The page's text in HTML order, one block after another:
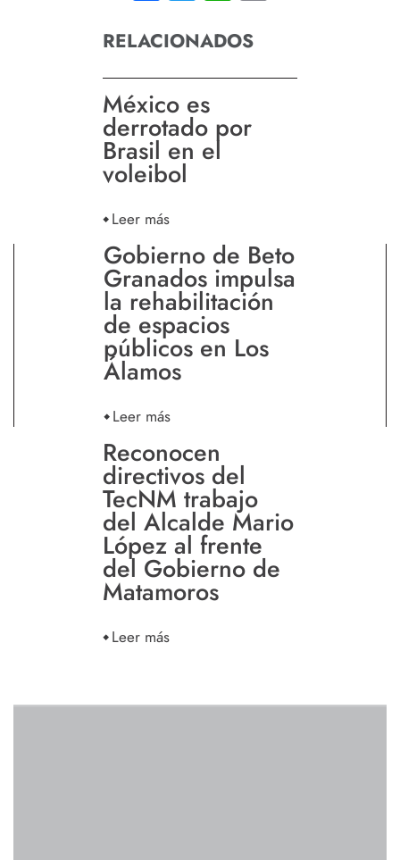
RELACIONADOS
México es
derrotado por
Brasil en el
voleibol
Leer más
Gobierno de Beto
Granados impulsa
la rehabilitación
de espacios
públicos en Los
Álamos
Leer más
Reconocen
directivos del
TecNM trabajo
del Alcalde Mario
López al frente
del Gobierno de
Matamoros
Leer más